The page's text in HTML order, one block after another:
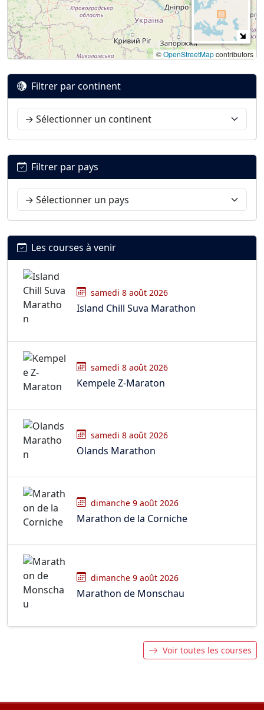
©OpenStreetMapcontributors
Filtrer par continent
Filtrer par pays
Les courses à venir
samedi 8 août 2026
Island Chill Suva Marathon
samedi 8 août 2026
Kempele Z-Maraton
samedi 8 août 2026
Olands Marathon
dimanche 9 août 2026
Marathon de la Corniche
dimanche 9 août 2026
Marathon de Monschau
Voir toutes les courses